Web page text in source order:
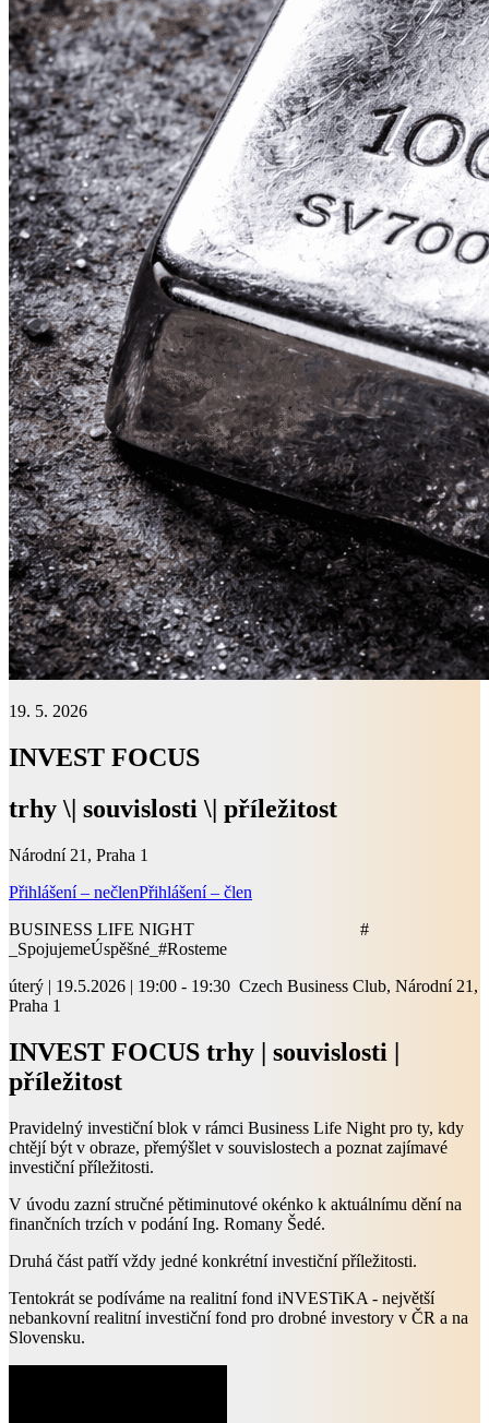
19. 5. 2026
INVEST FOCUS
trhy \| souvislosti \| příležitost
Národní 21, Praha 1
Přihlášení – nečlenPřihlášení – člen
BUSINESS LIFE NIGHT #
_SpojujemeÚspěšné_#Rosteme
úterý | 19.5.2026 | 19:00 - 19:30 Czech Business Club, Národní 21,
Praha 1
INVEST FOCUS trhy | souvislosti |
příležitost
Pravidelný investiční blok v rámci Business Life Night pro ty, kdy
chtějí být v obraze, přemýšlet v souvislostech a poznat zajímavé
investiční příležitosti.
V úvodu zazní stručné pětiminutové okénko k aktuálnímu dění na
finančních trzích v podání Ing. Romany Šedé.
Druhá část patří vždy jedné konkrétní investiční příležitosti.
Tentokrát se podíváme na realitní fond iNVESTiKA - největší
nebankovní realitní investiční fond pro drobné investory v ČR a na
Slovensku.